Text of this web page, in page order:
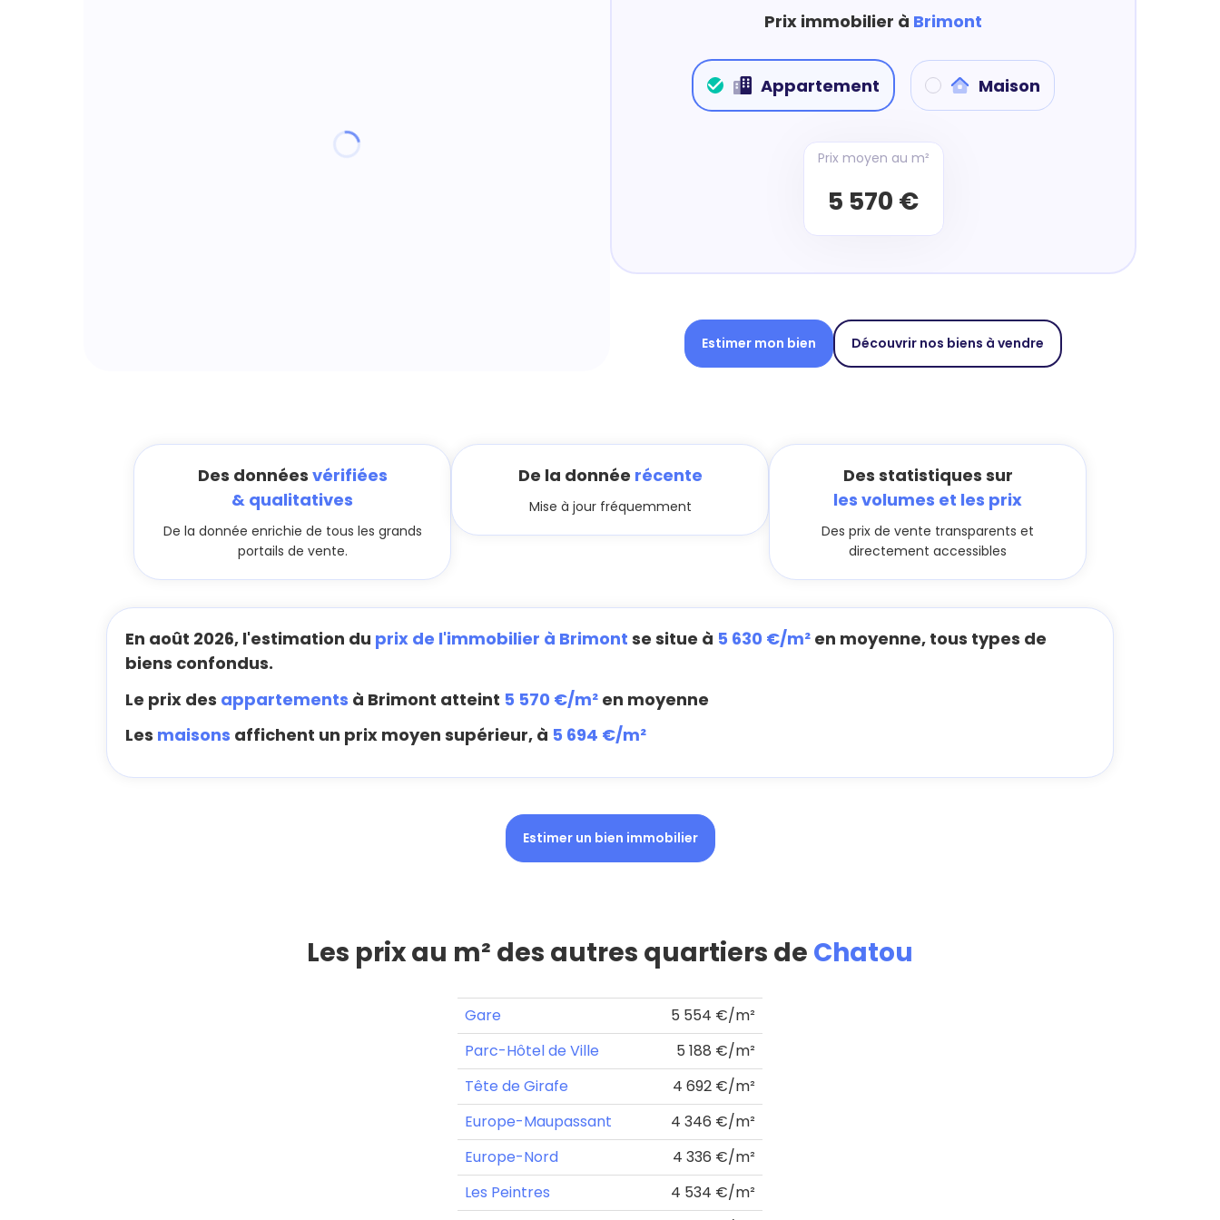
Prix immobilier à Brimont
Appartement Maison
Prix moyen au m²
5 570 €
Estimer mon bien Découvrir nos biens à vendre
Des données vérifiées
& qualitatives
De la donnée enrichie de tous les grands
portails de vente.
De la donnée récente
Mise à jour fréquemment
Des statistiques sur
les volumes et les prix
Des prix de vente transparents et
directement accessibles
En août 2026, l'estimation du prix de l'immobilier à Brimont se situe à 5 630 €/m² en moyenne, tous types de
biens confondus.
Le prix des appartements à Brimont atteint 5 570 €/m² en moyenne
Les maisons affichent un prix moyen supérieur, à 5 694 €/m²
Estimer un bien immobilier
Les prix au m² des autres quartiers de Chatou
Gare
5 554 €/m²
Parc-Hôtel de Ville
5 188 €/m²
Tête de Girafe
4 692 €/m²
Europe-Maupassant
4 346 €/m²
Europe-Nord
4 336 €/m²
Les Peintres
4 534 €/m²